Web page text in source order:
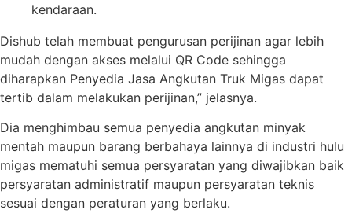
kendaraan.
Dishub telah membuat pengurusan perijinan agar lebih
mudah dengan akses melalui QR Code sehingga
diharapkan Penyedia Jasa Angkutan Truk Migas dapat
tertib dalam melakukan perijinan,” jelasnya.
Dia menghimbau semua penyedia angkutan minyak
mentah maupun barang berbahaya lainnya di industri hulu
migas mematuhi semua persyaratan yang diwajibkan baik
persyaratan administratif maupun persyaratan teknis
sesuai dengan peraturan yang berlaku.